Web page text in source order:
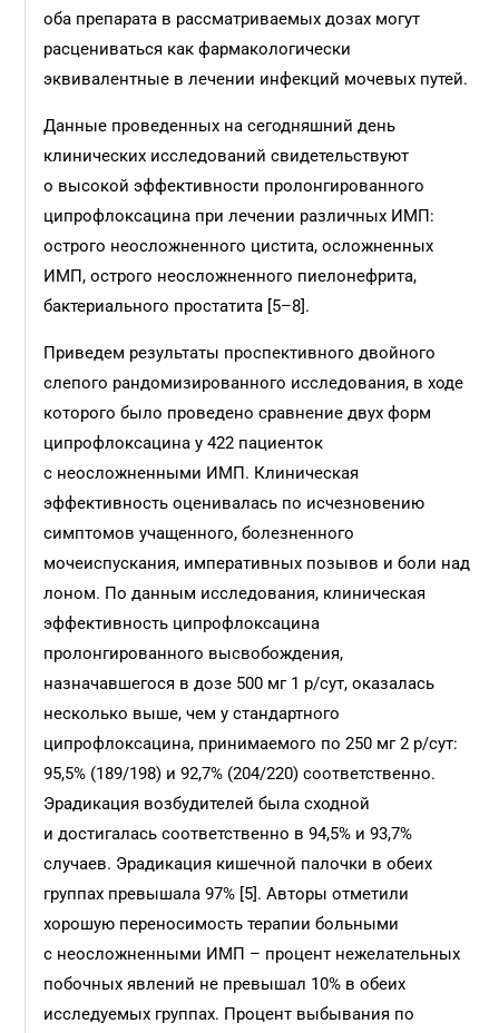
оба препарата в рассматриваемых дозах могут
расцениваться как фармакологически
эквивалентные в лечении инфекций мочевых путей.
Данные проведенных на сегодняшний день
клинических исследований свидетельствуют
о высокой эффективности пролонгированного
ципрофлоксацина при лечении различных ИМП:
острого неосложненного цистита, осложненных
ИМП, острого неосложненного пиелонефрита,
бактериального простатита [5–8].
Приведем результаты проспективного двойного
слепого рандомизированного исследования, в ходе
которого было проведено сравнение двух форм
ципрофлоксацина у 422 пациенток
с неосложненными ИМП. Клиническая
эффективность оценивалась по исчезновению
симптомов учащенного, болезненного
мочеиспускания, императивных позывов и боли над
лоном. По данным исследования, клиническая
эффективность ципрофлоксацина
пролонгированного высвобождения,
назначавшегося в дозе 500 мг 1 р/сут, оказалась
несколько выше, чем у стандартного
ципрофлоксацина, принимаемого по 250 мг 2 р/сут:
95,5% (189/198) и 92,7% (204/220) соответственно.
Эрадикация возбудителей была сходной
и достигалась соответственно в 94,5% и 93,7%
случаев. Эрадикация кишечной палочки в обеих
группах превышала 97% [5]. Авторы отметили
хорошую переносимость терапии больными
с неосложненными ИМП – процент нежелательных
побочных явлений не превышал 10% в обеих
исследуемых группах. Процент выбывания по